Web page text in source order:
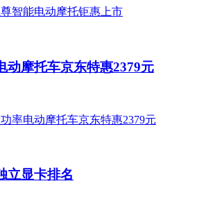
动摩托车京东特惠2379元
立显卡排名